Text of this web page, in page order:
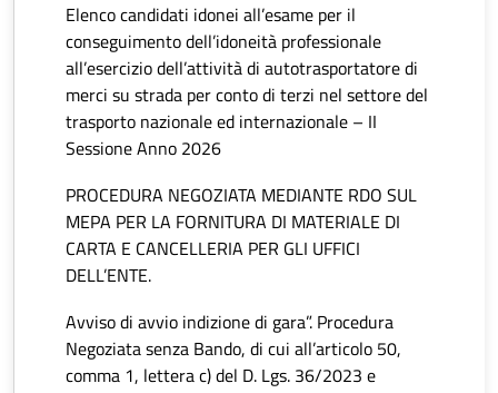
Elenco candidati idonei all’esame per il
conseguimento dell’idoneità professionale
all’esercizio dell’attività di autotrasportatore di
merci su strada per conto di terzi nel settore del
trasporto nazionale ed internazionale – II
Sessione Anno 2026
PROCEDURA NEGOZIATA MEDIANTE RDO SUL
MEPA PER LA FORNITURA DI MATERIALE DI
CARTA E CANCELLERIA PER GLI UFFICI
DELL’ENTE.
Avviso di avvio indizione di gara”. Procedura
Negoziata senza Bando, di cui all’articolo 50,
comma 1, lettera c) del D. Lgs. 36/2023 e